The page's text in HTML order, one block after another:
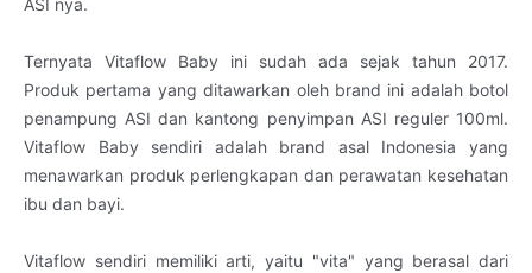
ASI nya.
Ternyata Vitaflow Baby ini sudah ada sejak tahun 2017.
Produk pertama yang ditawarkan oleh brand ini adalah botol
penampung ASI dan kantong penyimpan ASI reguler 100ml.
Vitaflow Baby sendiri adalah brand asal Indonesia yang
menawarkan produk perlengkapan dan perawatan kesehatan
ibu dan bayi.
Vitaflow sendiri memiliki arti, yaitu "vita" yang berasal dari